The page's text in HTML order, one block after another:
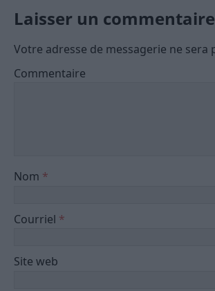
Laisser un commentaire
Votre adresse de messagerie ne sera
Commentaire
Nom *
Courriel *
Site web